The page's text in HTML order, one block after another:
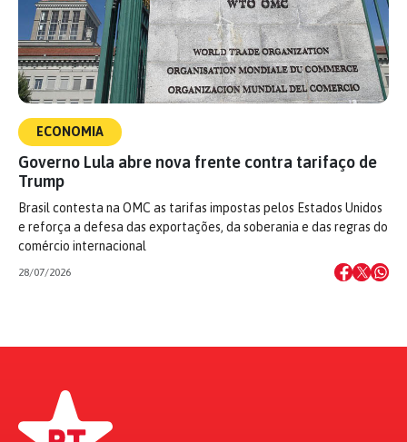
ECONOMIA
Governo Lula abre nova frente contra tarifaço de
Trump
Brasil contesta na OMC as tarifas impostas pelos Estados Unidos
e reforça a defesa das exportações, da soberania e das regras do
comércio internacional
28/07/2026